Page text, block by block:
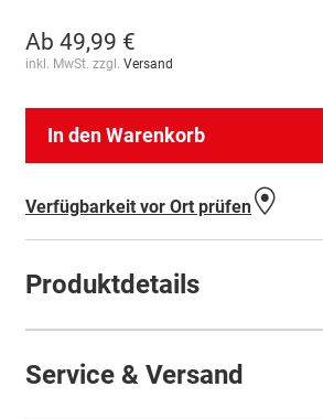
Ab 49,99 €
inkl. MwSt. zzgl. Versand
In den Warenkorb
Verfügbarkeit vor Ort prüfen
Produktdetails
Service & Versand